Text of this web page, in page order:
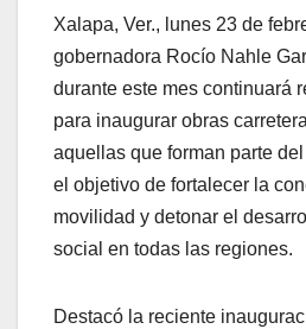
Xalapa, Ver., lunes 23 de
gobernadora Rocío Nahle
durante este mes continuará
para inaugurar obras
aquellas que forman parte
el objetivo de fortalecer la
movilidad y detonar el
social en todas las regiones.
Destacó la reciente